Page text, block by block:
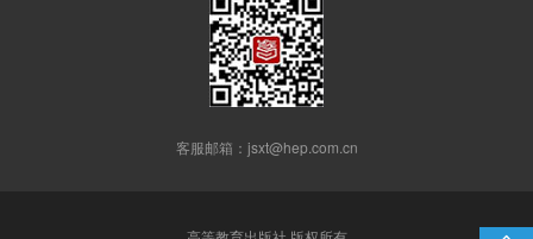
客服邮箱：jsxt@hep.com.cn